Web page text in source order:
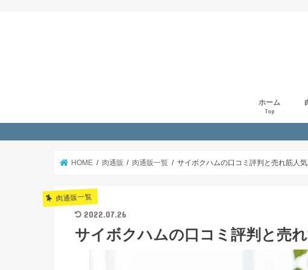
ホーム
Top
HOME 肉通販 肉通販一覧 サイボクハムの口コミ評判と売れ筋人
肉通販一覧
2022.07.26
サイボクハムの口コミ評判と売